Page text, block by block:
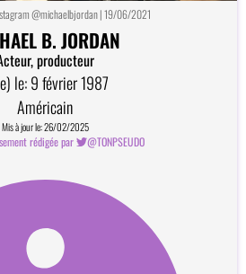
@michaelbjordan | 19/06/2021
B. JORDAN
producteur
le: 9 février 1987
Américain
Mis à jour le: 26/02/2025
rédigée par @TONPSEUDO